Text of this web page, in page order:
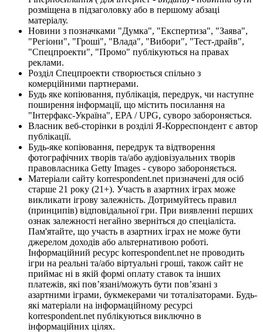
розміщена в підзаголовку або в першому абзаці
матеріалу.
Новини з позначками "Думка", "Експертиза", "Заява",
"Регіони", "Гроші", "Влада", "Вибори", "Тест-драйв",
"Спецпроекти", "Промо" публікуються на правах
реклами.
Розділ Спецпроекти створюється спільно з
комерційними партнерами.
Будь яке копіювання, публікація, передрук, чи наступне
поширення інформації, що містить посилання на
"Інтерфакс-Україна", EPA / UPG, суворо забороняється.
Власник веб-сторінки в розділі Я-Корреспондент є автор
публікації.
Будь-яке копіювання, передрук та відтворення
фотографічних творів та/або аудіовізуальних творів
правовласника Getty Images - суворо забороняється.
Матеріали сайту korrespondent.net призначені для осіб
старше 21 року (21+). Участь в азартних іграх може
викликати ігрову залежність. Дотримуйтесь правил
(принципів) відповідальної гри. При виявленні перших
ознак залежності негайно зверніться до спеціаліста.
Пам'ятайте, що участь в азартних іграх не може бути
джерелом доходів або альтернативою роботі.
Інформаційний ресурс korrespondent.net не проводить
ігри на реальні та/або віртуальні гроші, також сайт не
приймає ні в якій формі оплату ставок та інших
платежів, які пов’язані/можуть бути пов’язані з
азартними іграми, букмекерами чи тоталізаторами. Будь-
які матеріали на інформаційному ресурсі
korrespondent.net публікуються виключно в
інформаційних цілях.